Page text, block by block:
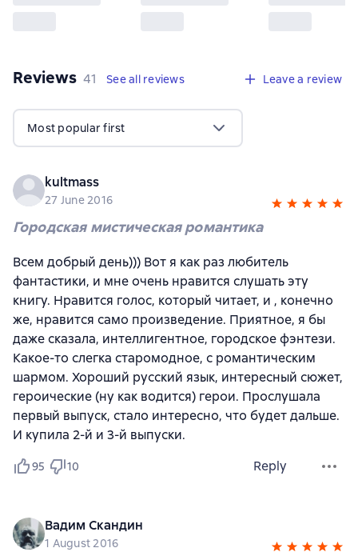
Reviews 41 reviews
41 See all reviews Leave a review
Most popular first
kultmass
27 June 2016
Городская мистическая романтика
Всем добрый день))) Вот я как раз любитель
фантастики, и мне очень нравится слушать эту
книгу. Нравится голос, который читает, и , конечно
же, нравится само произведение. Приятное, я бы
даже сказала, интеллигентное, городское фэнтези.
Какое-то слегка старомодное, с романтическим
шармом. Хороший русский язык, интересный сюжет,
героические (ну как водится) герои. Прослушала
первый выпуск, стало интересно, что будет дальше.
И купила 2-й и 3-й выпуски.
95 10 Reply
Вадим Скандин
1 August 2016